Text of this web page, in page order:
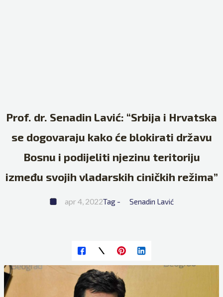
Prof. dr. Senadin Lavić: “Srbija i Hrvatska
se dogovaraju kako će blokirati državu
Bosnu i podijeliti njezinu teritoriju
između svojih vladarskih ciničkih režima”
apr 4, 2022Tag - Senadin Lavić